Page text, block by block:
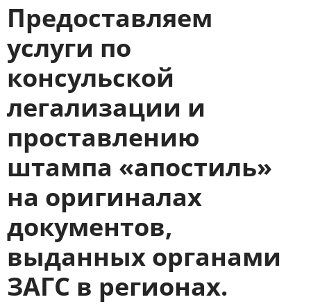
Предоставляем
услуги по
консульской
легализации и
проставлению
штампа «апостиль»
на оригиналах
документов,
выданных органами
ЗАГС в регионах.